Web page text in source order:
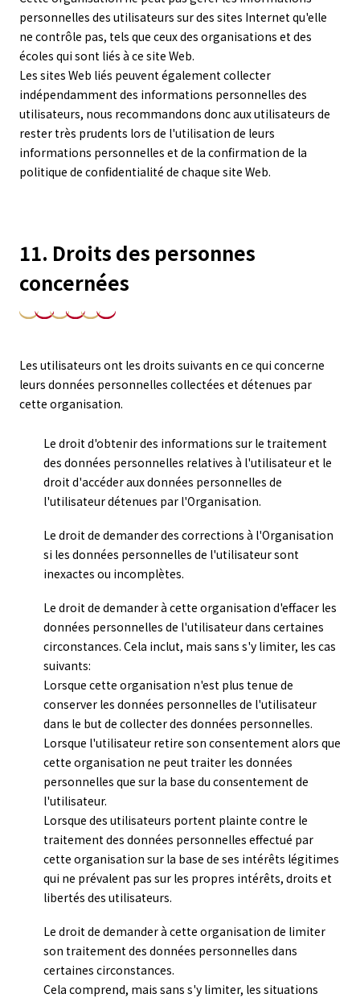
personnelles des utilisateurs sur des sites Internet qu'elle
ne contrôle pas, tels que ceux des organisations et des
écoles qui sont liés à ce site Web.
Les sites Web liés peuvent également collecter
indépendamment des informations personnelles des
utilisateurs, nous recommandons donc aux utilisateurs de
rester très prudents lors de l'utilisation de leurs
informations personnelles et de la confirmation de la
politique de confidentialité de chaque site Web.
11. Droits des personnes
concernées
Les utilisateurs ont les droits suivants en ce qui concerne
leurs données personnelles collectées et détenues par
cette organisation.
Le droit d'obtenir des informations sur le traitement
des données personnelles relatives à l'utilisateur et le
droit d'accéder aux données personnelles de
l'utilisateur détenues par l'Organisation.
Le droit de demander des corrections à l'Organisation
si les données personnelles de l'utilisateur sont
inexactes ou incomplètes.
Le droit de demander à cette organisation d'effacer les
données personnelles de l'utilisateur dans certaines
circonstances. Cela inclut, mais sans s'y limiter, les cas
suivants:
Lorsque cette organisation n'est plus tenue de
conserver les données personnelles de l'utilisateur
dans le but de collecter des données personnelles.
Lorsque l'utilisateur retire son consentement alors que
cette organisation ne peut traiter les données
personnelles que sur la base du consentement de
l'utilisateur.
Lorsque des utilisateurs portent plainte contre le
traitement des données personnelles effectué par
cette organisation sur la base de ses intérêts légitimes
qui ne prévalent pas sur les propres intérêts, droits et
libertés des utilisateurs.
Le droit de demander à cette organisation de limiter
son traitement des données personnelles dans
certaines circonstances.
Cela comprend, mais sans s'y limiter, les situations